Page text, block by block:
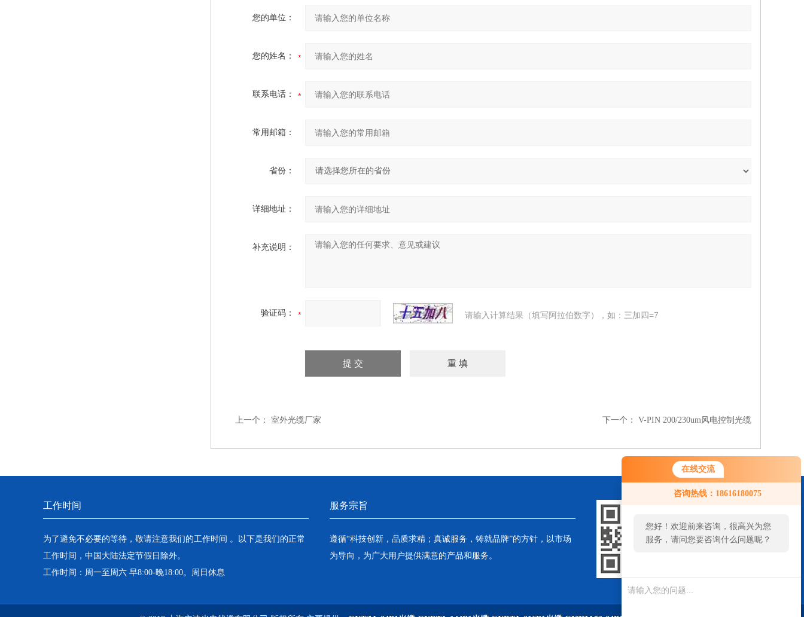
在线交流
咨询热线：18616180075
您好！欢迎前来咨询，很高兴为您
服务，请问您要咨询什么问题呢？
您的单位：
您的姓名：
联系电话：
常用邮箱：
省份：
详细地址：
补充说明：
验证码： 请输入计算结果（填写阿拉伯数字），如：三加四=7
上一个： 室外光缆厂家 下一个： V-PIN 200/230um风电控制光缆
工作时间
为了避免不必要的等待，敬请注意我们的工作时间 。以下是我们的正常
工作时间，中国大陆法定节假日除外。
工作时间：周一至周六 早8:00-晚18:00。周日休息
服务宗旨
遵循“科技创新，品质求精；真诚服务，铸就品牌”的方针，以市场
为导向，为广大用户提供满意的产品和服务。